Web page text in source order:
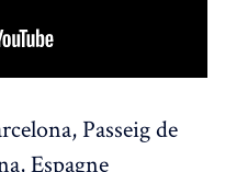
Passeig de
Espagne